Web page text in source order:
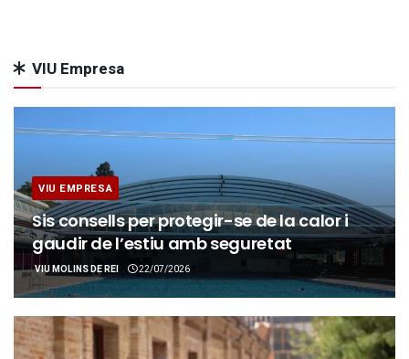
VIU Empresa
VIU EMPRESA
Sis consells per protegir-se de la calor i
gaudir de l’estiu amb seguretat
VIU MOLINS DE REI 22/07/2026